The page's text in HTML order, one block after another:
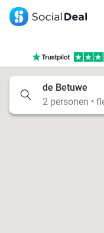
de Betuwe
2 personen •